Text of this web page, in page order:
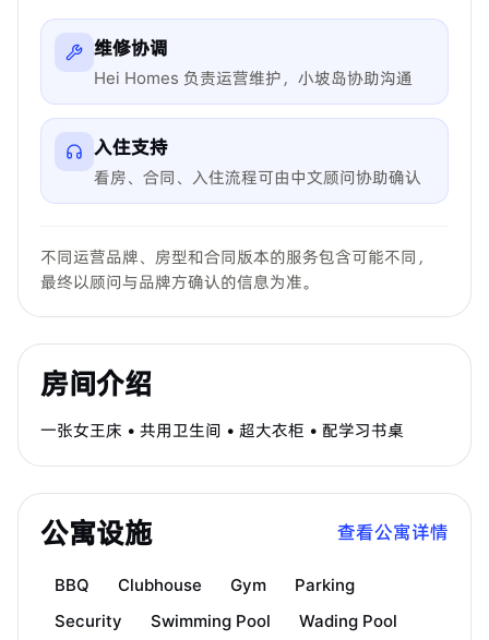
维修协调
Hei Homes 负责运营维护，小坡岛协助沟通
入住支持
看房、合同、入住流程可由中文顾问协助确认
不同运营品牌、房型和合同版本的服务包含可能不同，
最终以顾问与品牌方确认的信息为准。
房间介绍
一张女王床 • 共用卫生间 • 超大衣柜 • 配学习书桌
公寓设施 查看公寓详情
BBQ Clubhouse Gym
Parking
Security
Swimming Pool
Wading Pool